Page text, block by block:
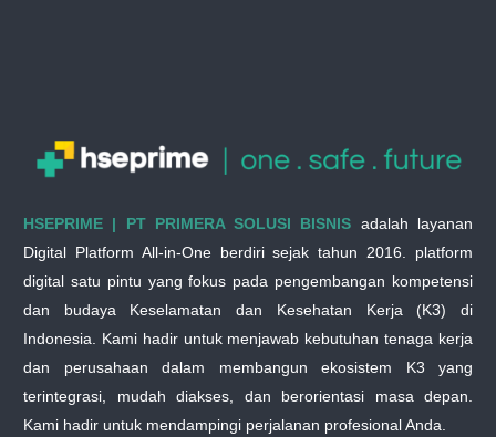
HSEPRIME | PT PRIMERA SOLUSI BISNIS adalah layanan
Digital Platform All-in-One berdiri sejak tahun 2016. platform
digital satu pintu yang fokus pada pengembangan kompetensi
dan budaya Keselamatan dan Kesehatan Kerja (K3) di
Indonesia. Kami hadir untuk menjawab kebutuhan tenaga kerja
dan perusahaan dalam membangun ekosistem K3 yang
terintegrasi, mudah diakses, dan berorientasi masa depan.
Kami hadir untuk mendampingi perjalanan profesional Anda.